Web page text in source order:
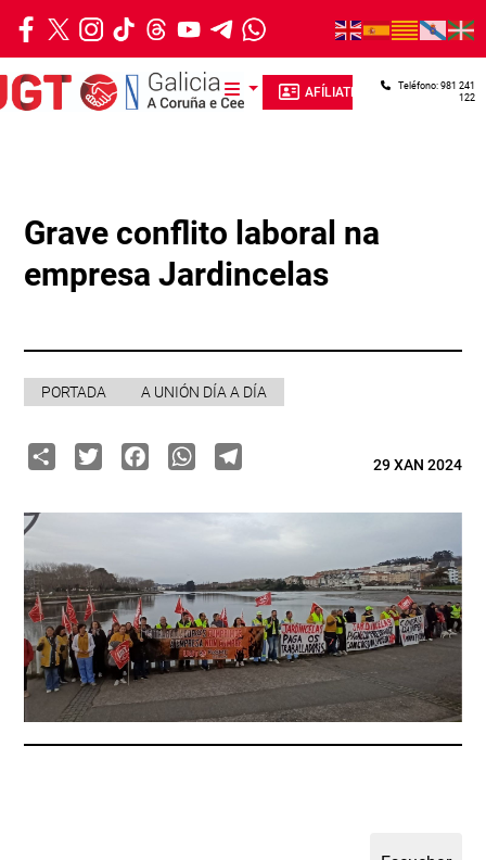
Ir o contido principal
AFÍLIATE
Teléfono: 981 241
122
Grave conflito laboral na
empresa Jardincelas
PORTADA A UNIÓN DÍA A DÍA
ShareTwitterFacebook
WhatsApp
Telegram29 XAN 2024